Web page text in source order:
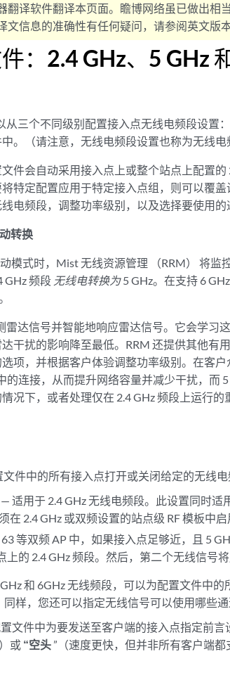
翻译软件翻译本页面。瞻博网络虽已做出相
文信息的准确性有任何疑问，请参阅英文版
：2.4 GHz、5 GHz
从三个不同级别配置接入点无线电频段设置
。（请注意，无线电频段设置也称为无线电
件会自动采用接入点上或整个站点上配置的
特定配置应用于特定接入点组，则可以覆
电频段，调整功率级别，以及选择要使用的
转换
模式时，Mist 无线资源管理 （RRM） 将监
GHz 频段 无线电转换为5 GHz。在支持 6
雷达信号并智能地响应雷达信号。它会学习
干扰的影响降至最低。RRM 还提供其他有
项，并根据客户体验调整功率级别。在客户
的连接，从而提升网络容量并减少干扰，而
况下，或者处理仅在 2.4 GHz 频段上运行
件中的所有接入点打开或关闭给定的无线电
— 适用于 2.4 GHz 无线电频段。此设置同时
在 2.4 GHz 或双频设置的站点级 RF 模板中启
等双频 AP 中，如果接入点足够近，且 5
上的 2.4 GHz 频段。然后，第二个无线信号将
和 6GHz 无线频段，可以为配置文件中
样，您还可以指定无线信号可以使用哪些通
文件中为要发送至客户端的接入点指定前言
或 “空头 ”（速度更快，但并非所有客户端